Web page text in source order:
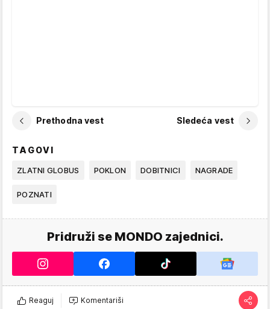
Prethodna vest Sledeća vest
TAGOVI
ZLATNI GLOBUS POKLON DOBITNICI NAGRADE
POZNATI
Pridruži se MONDO zajednici.
Reaguj Komentariši